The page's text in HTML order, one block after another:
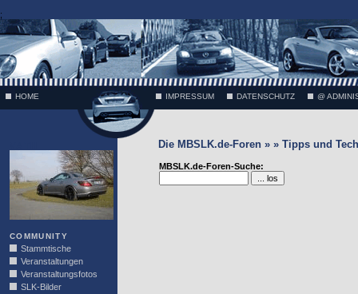
;
HOME IMPRESSUM DATENSCHUTZ @
COMMUNITY
Stammtische
Veranstaltungen
Veranstaltungsfotos
SLK-Bilder
Die MBSLK.de-Foren » » Tipps und
MBSLK.de-Foren-Suche: